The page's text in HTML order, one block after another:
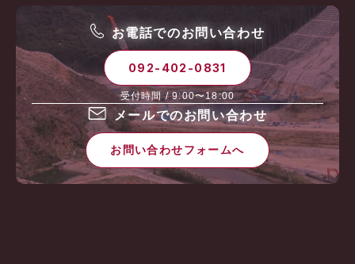
お電話でのお問い合わせ
092-402-0831
受付時間 / 9:00〜18:00
メールでのお問い合わせ
お問い合わせフォームへ